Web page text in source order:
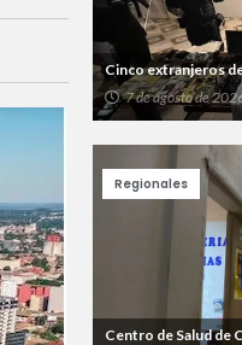
Cinco extranjeros
7 de agosto de
Centro de Salud de
Regionales